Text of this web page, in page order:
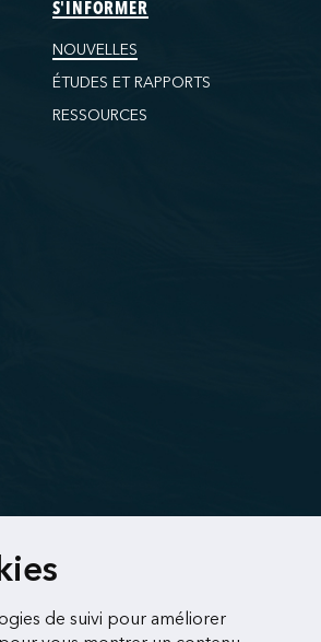
de suivi pour améliorer
S'INFORMER
NOUVELLES
ÉTUDES ET RAPPORTS
RESSOURCES